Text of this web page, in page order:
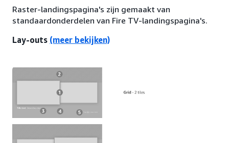
Raster-landingspagina's zijn gemaakt van
standaardonderdelen van Fire TV-landingspagina's.
Lay-outs (meer bekijken)